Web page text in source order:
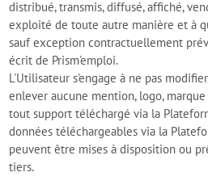
distribué, transmis, diffusé, affiché,
exploité de toute autre manière et à
sauf exception contractuellement
écrit de Prism'emploi.
L'Utilisateur s'engage à ne pas
enlever aucune mention, logo,
tout support téléchargé via la
données téléchargeables via la
peuvent être mises à disposition ou
tiers.